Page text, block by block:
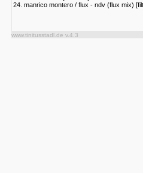
24. manrico montero / flux - ndv (flux mix)
www.tinitusstadl.de v.4.3